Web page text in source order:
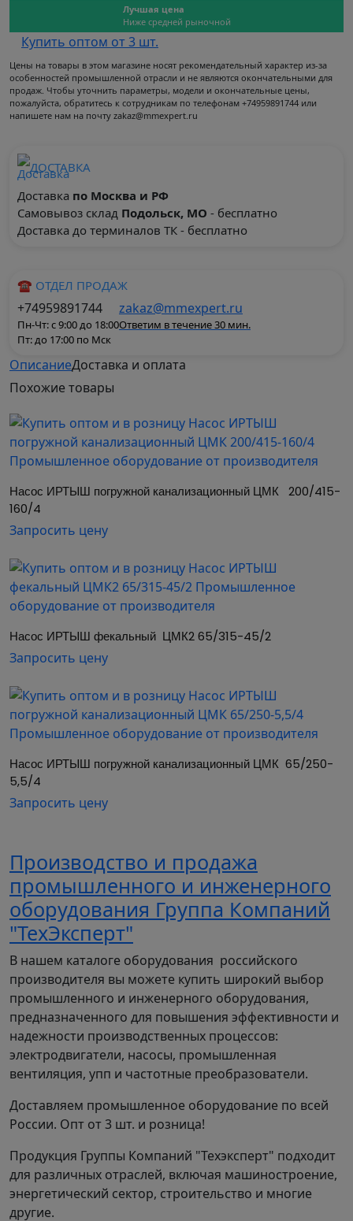
Лучшая цена
Ниже средней рыночной
Купить оптом от 3 шт.
Цены на товары в этом магазине носят рекомендательный характер из-за
особенностей промышленной отрасли и не являются окончательными для
продаж. Чтобы уточнить параметры, модели и окончательные цены,
пожалуйста, обратитесь к сотрудникам по телефонам +74959891744 или
напишете нам на почту zakaz@mmexpert.ru
ДОСТАВКА
Доставка по Москва и РФ
Самовывоз склад Подольск, МО - бесплатно
Доставка до терминалов ТК - бесплатно
☎ ОТДЕЛ ПРОДАЖ
+74959891744
Пн-Чт: с 9:00 до 18:00
Пт: до 17:00 по Мск
zakaz@mmexpert.ru
Ответим в течение 30 мин.
ОписаниеДоставка и оплата
Насос ЦМК серии Иртыш - одноступенчатый
давления, компактного исполнения, для
современного оборудования зданий.
Для привода насоса применяются
электродвигатели асинхронные герметичные
общепромышленного исполнения.
Насосы предназначены для водоснабжения,
подачи холодной и горячей воды без
абразивных веществ в системах отопления, для
перекачивания технической воды в установках
холодной и охлаждающей воды, перекачивания
водогликолевых смесей, а также для орошения и
установок пожаротушения.
При применении таких добавок как гликоль,
масло, следует проверить пригодность
уплотнения и необходимость изменения
мощности (при добавлении гликоля от 10%
объемной части).
чугунный с аксиальным всасывающим,
Присоединительные фланцы Ру=16 кГс/см² по
ГОСТ 12817-80.
Рабочее колесо закрытого типа из серого чугуна.
Торцовое уплотнение скользящее, серийного
исполнения не обслуживаемое, независимое от
направления вращения, скользящее торцовое
уплотнение для подачи воды с температурой до
+120°С.
Не допускается монтаж в положении, когда
электродвигатель обращен вниз. Любое другое
Блочные насосы рекомендуется устанавливать
на прочном фундаменте на консоли. При
монтаже насосов мощностью более 4 кВт
необходимо использовать соответствующий
грузоподъёмный механизм.
Похожие товары
Насос ИРТЫШ погружной канализационный ЦМК   200/415-
160/4
Запросить цену
Насос ИРТЫШ фекальный  ЦМК2 65/315-45/2
Запросить цену
Насос ИРТЫШ погружной канализационный ЦМК  65/250-
5,5/4
Запросить цену
Производство и продажа
промышленного и инженерного
оборудования Группа Компаний
"ТехЭксперт"
В нашем каталоге оборудования российского
производителя вы можете купить широкий выбор
промышленного и инженерного оборудования,
предназначенного для повышения эффективности и
надежности производственных процессов:
электродвигатели, насосы, промышленная
вентиляция, упп и частотные преобразователи.
Доставляем промышленное оборудование по всей
России. Опт от 3 шт. и розница!
Продукция Группы Компаний "Техэксперт" подходит
для различных отраслей, включая машиностроение,
энергетический сектор, строительство и многие
другие.